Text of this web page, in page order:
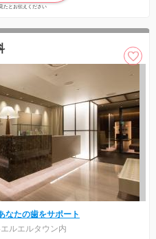
たとお伝えください
なたの歯をサポート
ルエルタウン内